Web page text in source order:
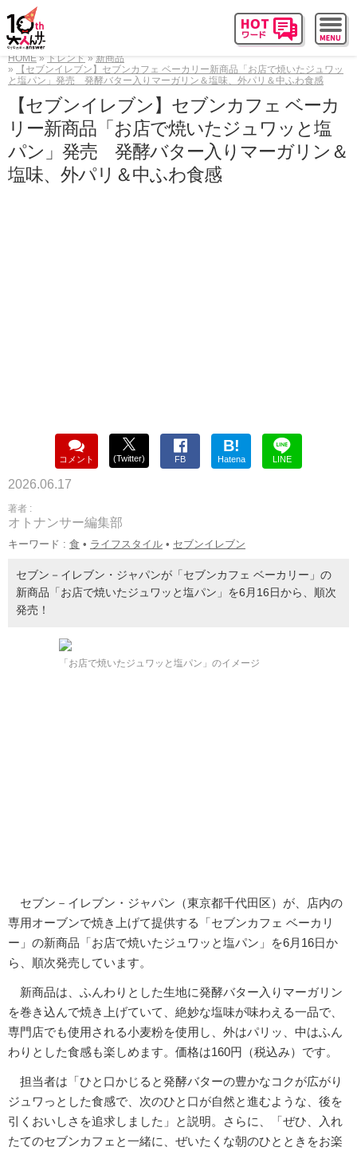
HOME トレンド
新商品
【セブンイレブン】セブンカフェ ベーカリー新商品「お店で焼いたジュワッ
と塩パン」発売 発酵バター入りマーガリン＆塩味、外パリ＆中ふわ食感
【セブンイレブン】セブンカフェ ベーカ
リー新商品「お店で焼いたジュワッと塩
パン」発売 発酵バター入りマーガリン＆
塩味、外パリ＆中ふわ食感
コメント (Twitter) FB
B!
Hatena LINE
2026.06.17
著者 :
オトナンサー編集部
キーワード : 食 • ライフスタイル • セブンイレブン
セブン－イレブン・ジャパンが「セブンカフェ ベーカリー」の
新商品「お店で焼いたジュワッと塩パン」を6月16日から、順次
発売！
「お店で焼いたジュワッと塩パン」のイメージ
セブン－イレブン・ジャパン（東京都千代田区）が、店内の
専用オーブンで焼き上げて提供する「セブンカフェ ベーカリ
ー」の新商品「お店で焼いたジュワッと塩パン」を6月16日か
ら、順次発売しています。
新商品は、ふんわりとした生地に発酵バター入りマーガリン
を巻き込んで焼き上げていて、絶妙な塩味が味わえる一品で、
専門店でも使用される小麦粉を使用し、外はパリッ、中はふん
わりとした食感も楽しめます。価格は160円（税込み）です。
担当者は「ひと口かじると発酵バターの豊かなコクが広がり
ジュワっとした食感で、次のひと口が自然と進むような、後を
引くおいしさを追求しました」と説明。さらに、「ぜひ、入れ
たてのセブンカフェと一緒に、ぜいたくな朝のひとときをお楽